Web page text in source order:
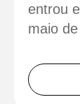
entrou
maio